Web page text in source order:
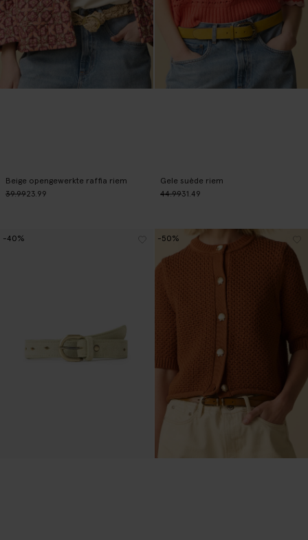
Beige opengewerkte raffia riem
39.9923.99
Gele suède riem
44.9931.49
-40% -50%